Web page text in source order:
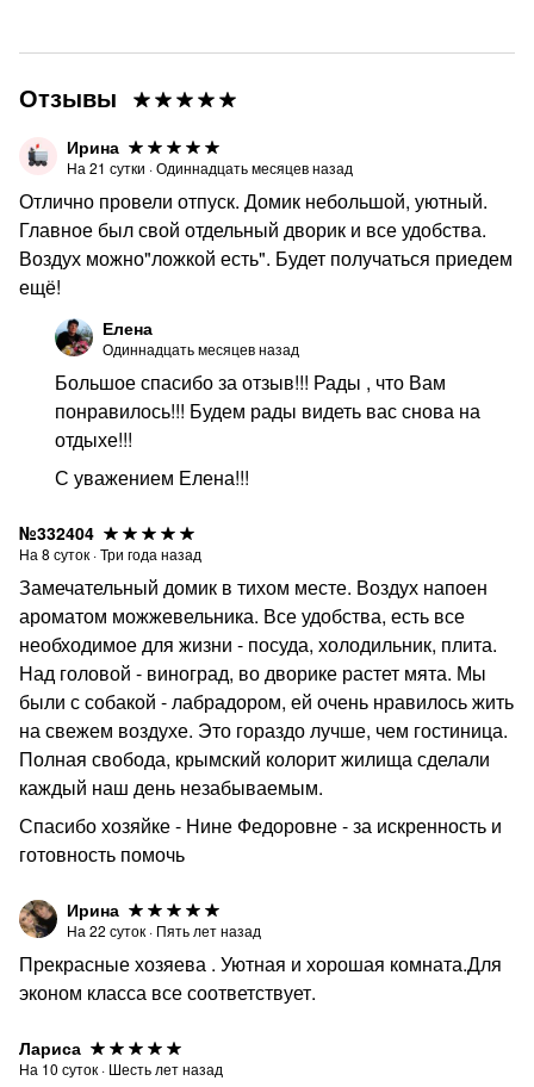
Отзывы
Ирина
На 21 сутки ·Одиннадцать месяцев назад
Отлично провели отпуск. Домик небольшой, уютный.
Главное был свой отдельный дворик и все удобства.
Воздух можно"ложкой есть". Будет получаться приедем
ещё!
Елена
Одиннадцать месяцев назад
Большое спасибо за отзыв!!! Рады , что Вам
понравилось!!! Будем рады видеть вас снова на
отдыхе!!!
С уважением Елена!!!
№332404
На 8 суток ·Три года назад
Замечательный домик в тихом месте. Воздух напоен
ароматом можжевельника. Все удобства, есть все
необходимое для жизни - посуда, холодильник, плита.
Над головой - виноград, во дворике растет мята. Мы
были с собакой - лабрадором, ей очень нравилось жить
на свежем воздухе. Это гораздо лучше, чем гостиница.
Полная свобода, крымский колорит жилища сделали
каждый наш день незабываемым.
Спасибо хозяйке - Нине Федоровне - за искренность и
готовность помочь
Ирина
На 22 суток · Пять лет назад
Прекрасные хозяева . Уютная и хорошая комната.Для
эконом класса все соответствует.
Лариса
На 10 суток · Шесть лет назад